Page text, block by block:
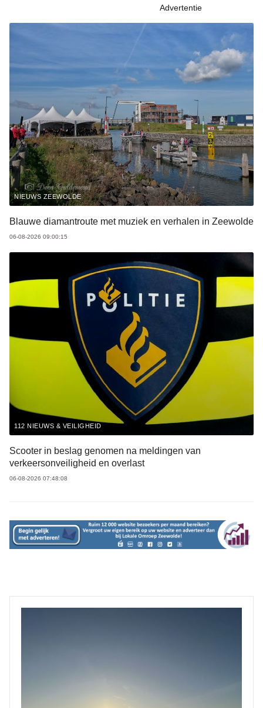
Advertentie
NIEUWS ZEEWOLDE
Blauwe diamantroute met muziek en verhalen in Zeewolde
06-08-2026 09:00:15
112 NIEUWS & VEILIGHEID
Scooter in beslag genomen na meldingen van
verkeersonveiligheid en overlast
06-08-2026 07:48:08